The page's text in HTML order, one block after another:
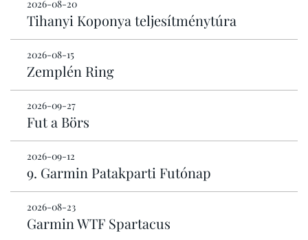
2026-08-20
Tihanyi Koponya teljesítménytúra
2026-08-15
Zemplén Ring
2026-09-27
Fut a Börs
2026-09-12
9. Garmin Patakparti Futónap
2026-08-23
Garmin WTF Spartacus